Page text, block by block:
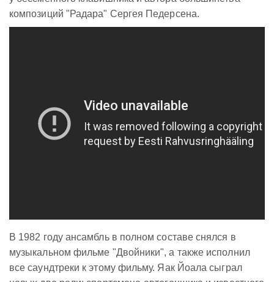
композиций "Радара" Сергея Педерсена.
В 1982 году ансамбль в полном составе снялся в
музыкальном фильме "Двойники", а также исполнил
все саундтреки к этому фильму. Яак Йоала сыграл